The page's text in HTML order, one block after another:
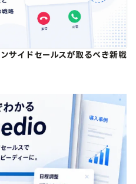
サイドセールスが取るべき新戦